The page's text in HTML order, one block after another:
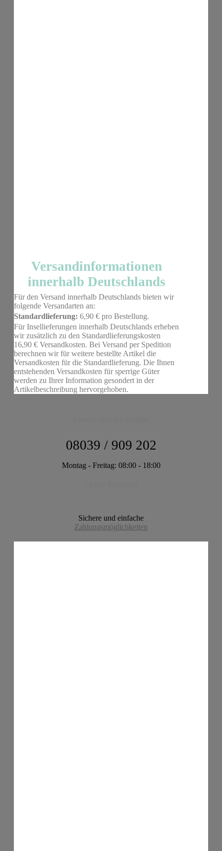
Versandinformationen
innerhalb Deutschlands
Für den Versand innerhalb Deutschlands bieten wir
folgende Versandarten an:
Standardlieferung: 6,90 € pro Bestellung.
Für Insellieferungen innerhalb Deutschlands erheben
wir zusätzlich zu den Standardlieferungskosten
16,90 € Versandkosten. Bei Versand per Spedition
berechnen wir für weitere bestellte Artikel die
Versandkosten für die Standardlieferung. Die Ihnen
entstehenden Versandkosten für sperrige Güter
werden zu Ihrer Information gesondert in der
Artikelbeschreibung hervorgehoben.
08039 / 909 202
Montag - Freitag: 08:00 - 18:00
Sichere und einfache
Zahlungsmöglichkeiten